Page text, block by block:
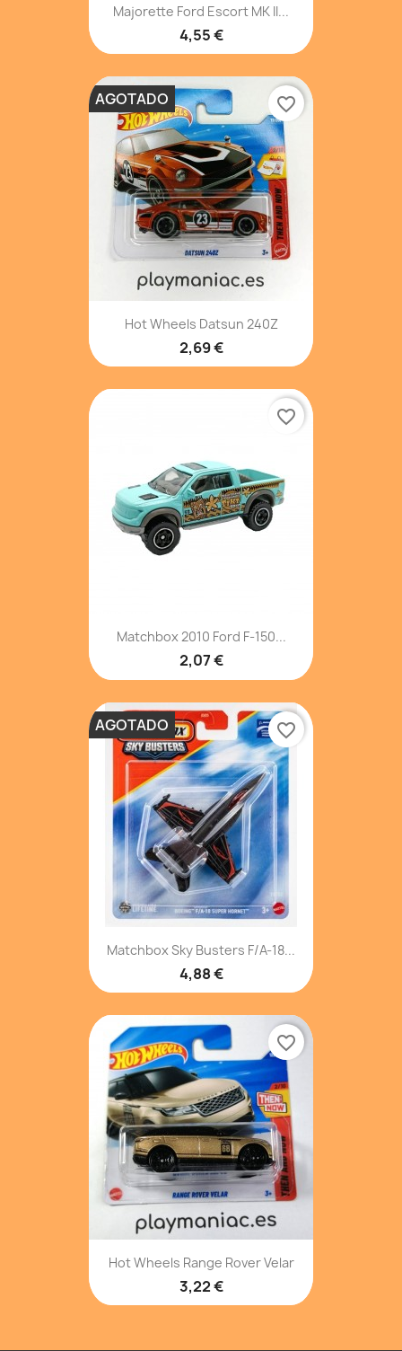
Majorette Ford Escort MK II...
4,55 €
Hot Wheels Datsun 240Z
2,69 €
AGOTADO favorite_border
Matchbox 2010 Ford F-150...
2,07 €
favorite_border
Matchbox Sky Busters F/A-18...
4,88 €
AGOTADO favorite_border
Hot Wheels Range Rover Velar
3,22 €
favorite_border